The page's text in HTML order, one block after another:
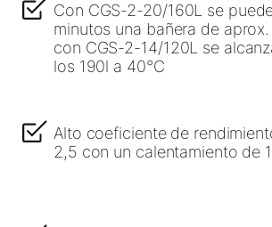
Con CGS-2-20/160L se
minutos una bañera de
con CGS-2-14/120L se
los 190l a 40°C
Alto coeficiente de
2,5 con un calentamiento de